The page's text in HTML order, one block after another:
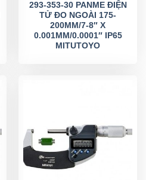
293-353-30 PANME ĐIỆN
TỬ ĐO NGOÀI 175-
200MM/7-8″ X
0.001MM/0.0001″ IP65
MITUTOYO